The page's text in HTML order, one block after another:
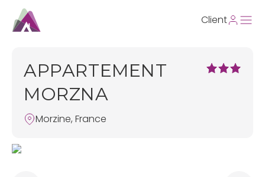
Client
APPARTEMENT
MORZNA
Morzine, France